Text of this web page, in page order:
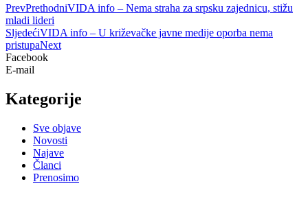
PrevPrethodniVIDA info – Nema straha za srpsku zajednicu, stižu
mladi lideri
SljedećiVIDA info – U križevačke javne medije oporba nema
pristupaNext
Facebook
E-mail
Kategorije
Sve objave
Novosti
Najave
Članci
Prenosimo